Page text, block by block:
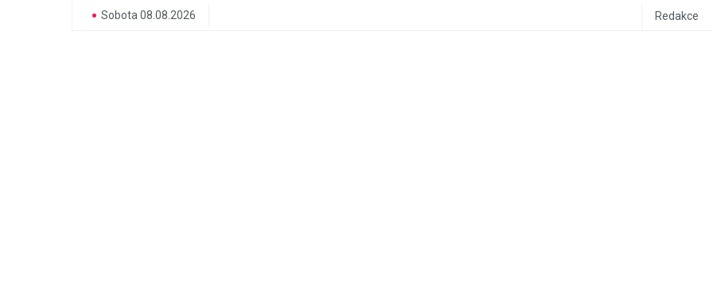
Sobota 08.08.2026 Redakce